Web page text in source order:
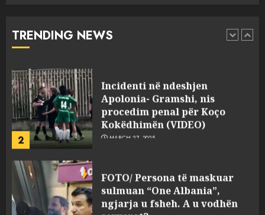
TRENDING NEWS
1
pasuri të pajustifikuar
2
Apolonia- Gramshi, nis
procedim penal për Koço
Kokëdhimën (VIDEO)
MARCH 27, 2025
sulmuan “One Albania”,
ngjarja u fsheh. A u vodhën
serverat?